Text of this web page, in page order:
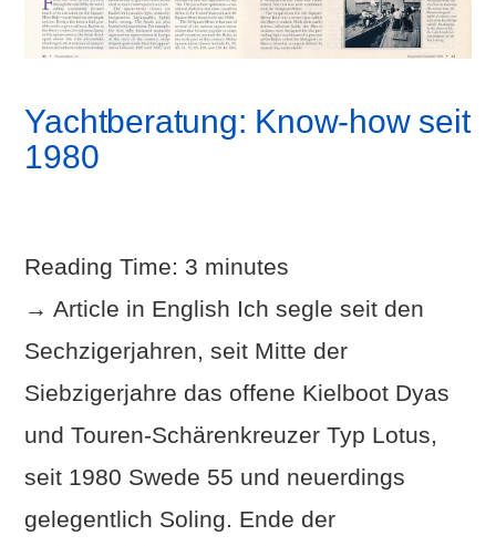
Yachtberatung: Know-how seit
1980
Reading Time: 3 minutes
→ Article in English Ich segle seit den
Sechzigerjahren, seit Mitte der
Siebzigerjahre das offene Kielboot Dyas
und Touren-Schärenkreuzer Typ Lotus,
seit 1980 Swede 55 und neuerdings
gelegentlich Soling. Ende der